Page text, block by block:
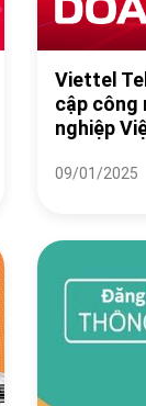
Viettel
cập công
nghiệp
09/01/2025